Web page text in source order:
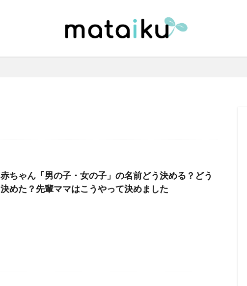
赤ちゃん「男の子・女の子」の名前どう決める？どう
決めた？先輩ママはこうやって決めました